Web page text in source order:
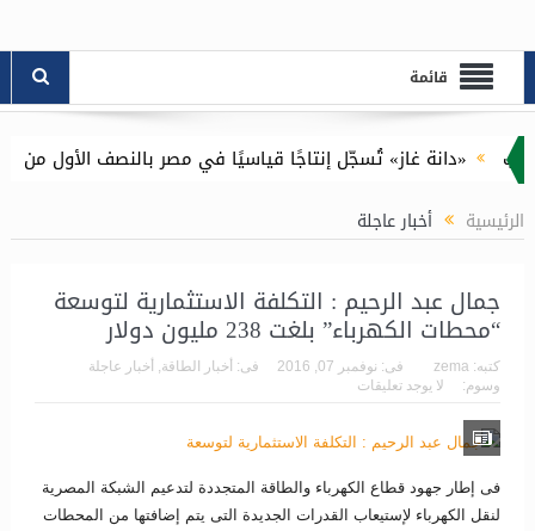
قائمة
غاز» تُسجّل إنتاجًا قياسيًا في مصر بالنصف الأول من 2026 وتستعيد كافة مستحقاتها المتأخرة
الرئيسية أخبار عاجلة
جمال عبد الرحيم : التكلفة الاستثمارية لتوسعة
“محطات الكهرباء” بلغت 238 مليون دولار
كتبه: zema فى: نوفمبر 07, 2016 فى: أخبار الطاقة
أخبار عاجلة
وسوم:
لا يوجد تعليقات
فى إطار جهود قطاع الكهرباء والطاقة المتجددة لتدعيم الشبكة المصرية
لنقل الكهرباء لإستيعاب القدرات الجديدة التى يتم إضافتها من المحطات